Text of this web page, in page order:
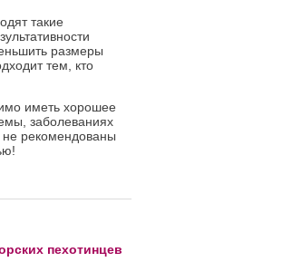
такие
размеры
тем, кто
иметь хорошее
заболеваниях
не рекомендованы
пехотинцев